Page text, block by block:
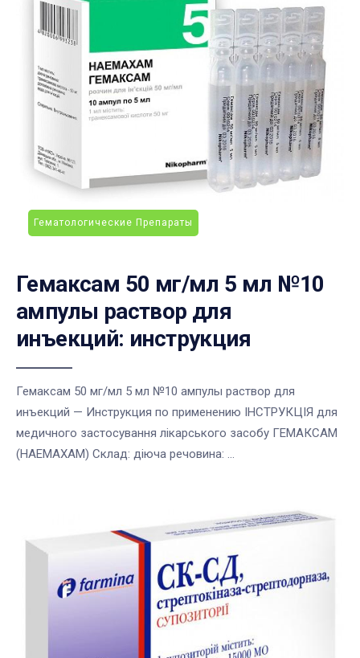
Гематологические Препараты
Гемаксам 50 мг/мл 5 мл №10
ампулы раствор для
инъекций: инструкция
Гемаксам 50 мг/мл 5 мл №10 ампулы раствор для
инъекций — Инструкция по применению ІНСТРУКЦІЯ для
медичного застосування лікарського засобу ГЕМАКСАМ
(HAEMAXAM) Склад: діюча речовина: ...